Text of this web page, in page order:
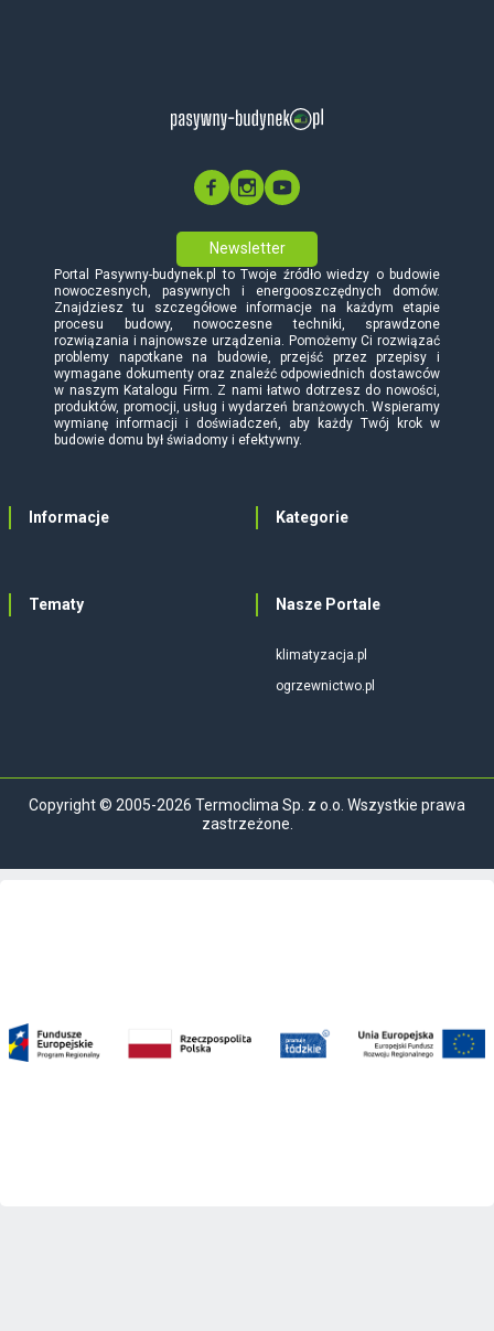
Newsletter
Portal Pasywny-budynek.pl to Twoje źródło wiedzy o budowie
nowoczesnych, pasywnych i energooszczędnych domów.
Znajdziesz tu szczegółowe informacje na każdym etapie
procesu budowy, nowoczesne techniki, sprawdzone
rozwiązania i najnowsze urządzenia. Pomożemy Ci rozwiązać
problemy napotkane na budowie, przejść przez przepisy i
wymagane dokumenty oraz znaleźć odpowiednich dostawców
w naszym Katalogu Firm. Z nami łatwo dotrzesz do nowości,
produktów, promocji, usług i wydarzeń branżowych. Wspieramy
wymianę informacji i doświadczeń, aby każdy Twój krok w
budowie domu był świadomy i efektywny.
Informacje Kategorie
Tematy Nasze Portale
klimatyzacja.pl
ogrzewnictwo.pl
Copyright © 2005-2026 Termoclima Sp. z o.o. Wszystkie prawa
zastrzeżone.